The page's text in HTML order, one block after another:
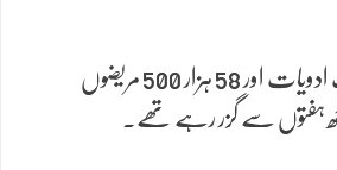
یہ تحقیق برطانیہ کے معروف ادارے کنگز کالج لندن اور یونیورسٹی آف آکسفورڈ کے ماہرین نے مشترکہ طور پر کی ہے۔ اس میں 30 عام استعمال ہونے والی اینٹی ڈپریسنٹ ادویات اور 58 ہزار 500 مریضوں